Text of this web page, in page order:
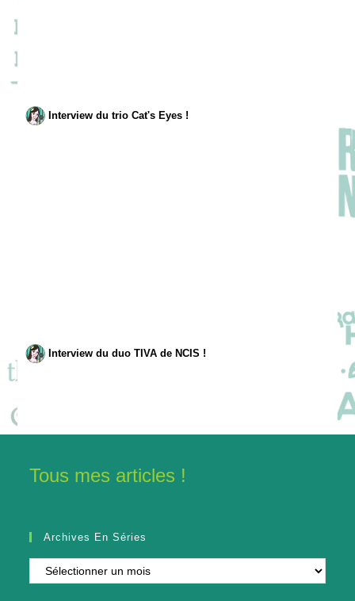
Interview du trio Cat's Eyes !
Interview du duo TIVA de NCIS !
Tous mes articles !
Archives En Séries
Archives
en